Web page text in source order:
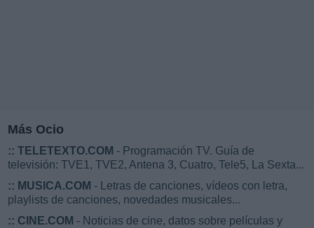
Más Ocio
:: TELETEXTO.COM - Programación TV. Guía de
televisión: TVE1, TVE2, Antena 3, Cuatro, Tele5, La Sexta...
:: MUSICA.COM - Letras de canciones, vídeos con letra,
playlists de canciones, novedades musicales...
:: CINE.COM - Noticias de cine, datos sobre películas y